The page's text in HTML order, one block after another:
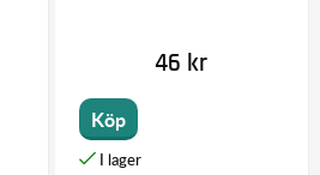
46 kr
Köp